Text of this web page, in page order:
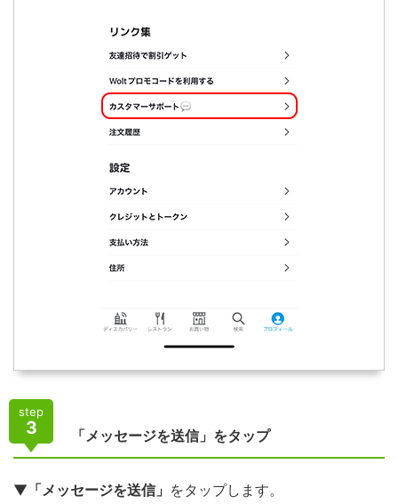
step
3 「メッセージを送信」をタップ
▼ 「メッセージを送信」 をタップします。